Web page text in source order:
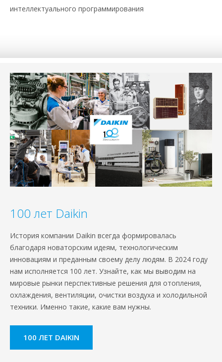
интеллектуального программирования
100 лет Daikin
История компании Daikin всегда формировалась
благодаря новаторским идеям, технологическим
инновациям и преданным своему делу людям. В 2024 году
нам исполняется 100 лет. Узнайте, как мы выводим на
мировые рынки перспективные решения для отопления,
охлаждения, вентиляции, очистки воздуха и холодильной
техники. Именно такие, какие вам нужны.
100 ЛЕТ DAIKIN